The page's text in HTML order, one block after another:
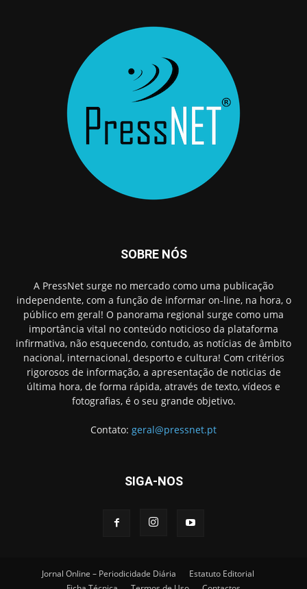
SOBRE NÓS
A PressNet surge no mercado como uma publicação
independente, com a função de informar on-line, na hora, o
público em geral! O panorama regional surge como uma
importância vital no conteúdo noticioso da plataforma
infirmativa, não esquecendo, contudo, as notícias de âmbito
nacional, internacional, desporto e cultura! Com critérios
rigorosos de informação, a apresentação de noticias de
última hora, de forma rápida, através de texto, vídeos e
fotografias, é o seu grande objetivo.
Contato: geral@pressnet.pt
SIGA-NOS
Jornal Online – Periodicidade Diária
Estatuto Editorial